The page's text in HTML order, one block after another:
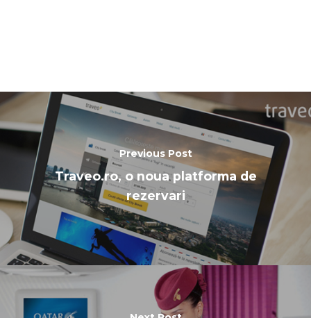
Previous Post
Traveo.ro, o noua platforma de
rezervari